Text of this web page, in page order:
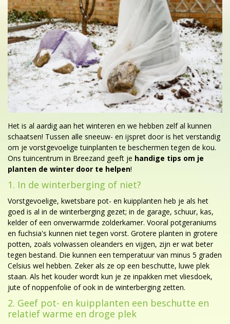
Het is al aardig aan het winteren en we hebben zelf al kunnen
schaatsen! Tussen alle sneeuw- en ijspret door is het verstandig
om je vorstgevoelige tuinplanten te beschermen tegen de kou.
Ons tuincentrum in Breezand geeft je handige tips om je
planten de winter door te helpen!
1. In de winterberging of niet?
Vorstgevoelige, kwetsbare pot- en kuipplanten heb je als het
goed is al in de winterberging gezet; in de garage, schuur, kas,
kelder of een onverwarmde zolderkamer. Vooral potgeraniums
en fuchsia's kunnen niet tegen vorst. Grotere planten in grotere
potten, zoals volwassen oleanders en vijgen, zijn er wat beter
tegen bestand. Die kunnen een temperatuur van minus 5 graden
Celsius wel hebben. Zeker als ze op een beschutte, luwe plek
staan. Als het kouder wordt kun je ze inpakken met vliesdoek,
jute of noppenfolie of ook in de winterberging zetten.
2. Geef pot- en kuipplanten een beschutte en
relatief warme en droge plek